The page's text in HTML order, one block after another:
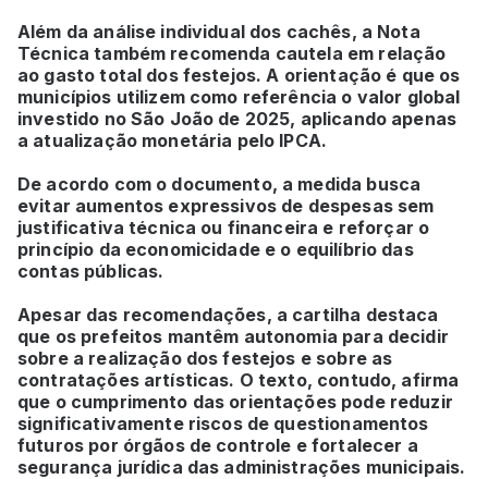
Além da análise individual dos cachês, a Nota
Técnica também recomenda cautela em relação
ao gasto total dos festejos. A orientação é que os
municípios utilizem como referência o valor global
investido no São João de 2025, aplicando apenas
a atualização monetária pelo IPCA.
De acordo com o documento, a medida busca
evitar aumentos expressivos de despesas sem
justificativa técnica ou financeira e reforçar o
princípio da economicidade e o equilíbrio das
contas públicas.
Apesar das recomendações, a cartilha destaca
que os prefeitos mantêm autonomia para decidir
sobre a realização dos festejos e sobre as
contratações artísticas. O texto, contudo, afirma
que o cumprimento das orientações pode reduzir
significativamente riscos de questionamentos
futuros por órgãos de controle e fortalecer a
segurança jurídica das administrações municipais.